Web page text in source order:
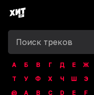
А Б В Г Д Е Ж
Т
У Ф Х Ч Ш Э
@
A B C D E F